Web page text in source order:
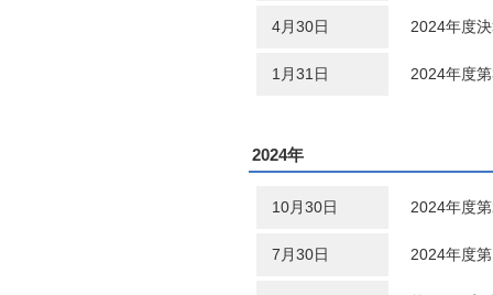
4月30日 2024年度
1月31日 2024年度
2024年
10月30日 2024年度
7月30日 2024年度